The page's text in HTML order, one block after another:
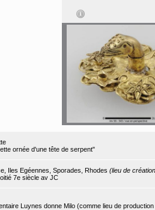
ornée d'une tête de serpent"
Iles Egéennes, Sporades, Rhodes (lieu de
7e siècle av JC
Luynes donne Milo (comme lieu de